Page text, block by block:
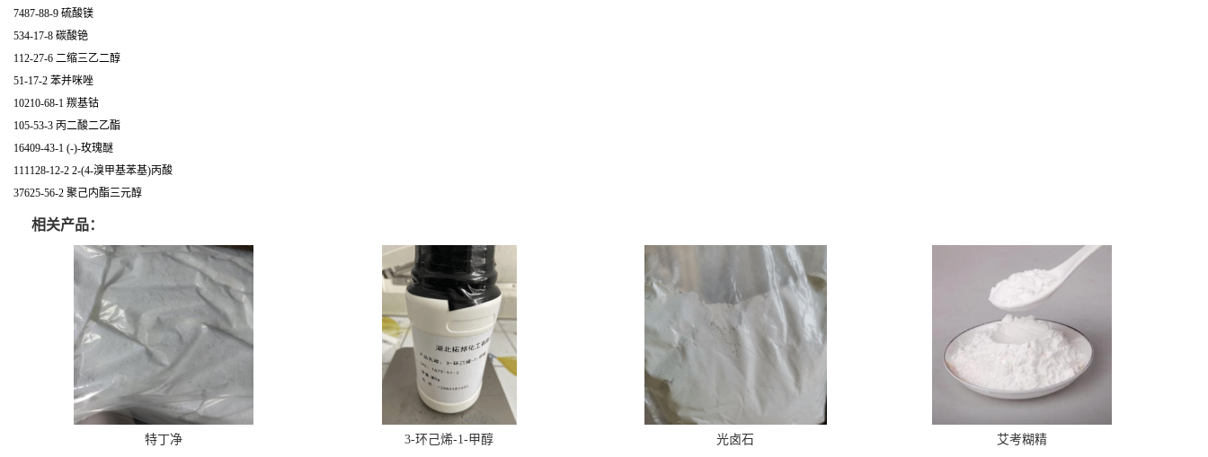
7487-88-9 硫酸镁
534-17-8 碳酸铯
112-27-6 二缩三乙二醇
51-17-2 苯并咪唑
10210-68-1 羰基钴
105-53-3 丙二酸二乙酯
16409-43-1 (-)-玫瑰醚
111128-12-2 2-(4-溴甲基苯基)丙酸
37625-56-2 聚己内酯三元醇
相关产品：
特丁净 3-环己烯-1-甲醇 光卤石 艾考糊精